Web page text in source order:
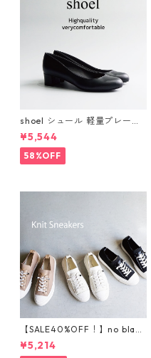
shoel シュール 軽量プレーン
パンプス now235
¥5,544
58%OFF
【SALE40%OFF！】no bland
ニットスニーカー T5001
¥5,214